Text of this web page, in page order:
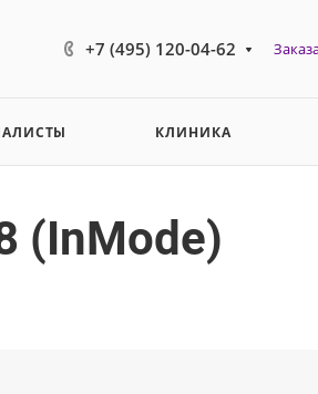
+7 (495) 120-04-62
КЛИНИКА
(InMode)